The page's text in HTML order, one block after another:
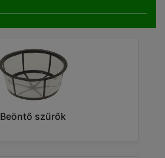
Beöntő szűrők